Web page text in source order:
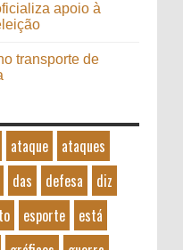
apoio à
transporte de
ataque
ataques
das defesa
diz
esporte
está